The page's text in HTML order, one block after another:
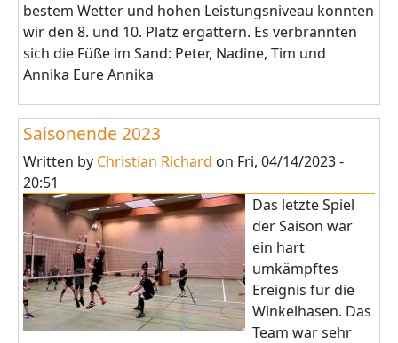
bestem Wetter und hohen Leistungsniveau konnten
wir den 8. und 10. Platz ergattern. Es verbrannten
sich die Füße im Sand: Peter, Nadine, Tim und
Annika Eure Annika
Saisonende 2023
Written by Christian Richard on Fri, 04/14/2023 -
20:51
Das letzte Spiel
der Saison war
ein hart
umkämpftes
Ereignis für die
Winkelhasen. Das
Team war sehr